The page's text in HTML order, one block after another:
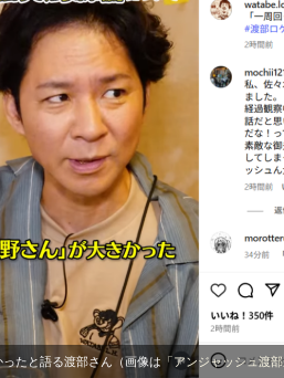
たと語る渡部さん（画像は 「アンジャッシュ渡部がい